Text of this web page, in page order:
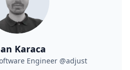
Karaca
Engineer @adjust